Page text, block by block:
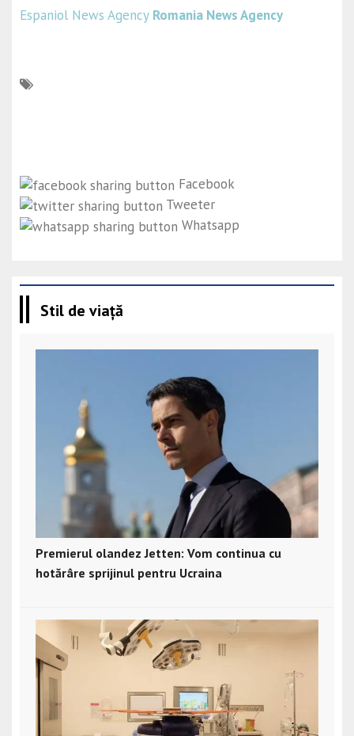
Espaniol News Agency Romania News Agency
Facebook
Tweeter
Whatsapp
Stil de viață
Premierul olandez Jetten: Vom continua cu
hotărâre sprijinul pentru Ucraina